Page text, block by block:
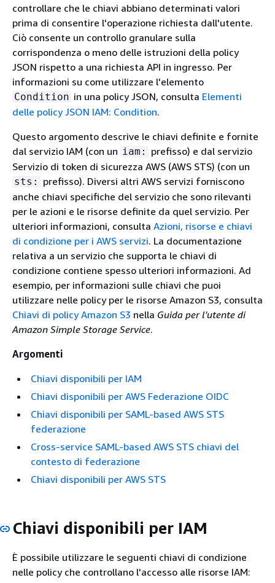
controllare che le chiavi abbiano determinati valori
prima di consentire l'operazione richiesta dall'utente.
Ciò consente un controllo granulare sulla
corrispondenza o meno delle istruzioni della policy
JSON rispetto a una richiesta API in ingresso. Per
informazioni su come utilizzare l'elemento
Condition in una policy JSON, consulta Elementi
delle policy JSON IAM: Condition.
Questo argomento descrive le chiavi definite e fornite
dal servizio IAM (con un iam:
prefisso) e dal servizio
Servizio di token di sicurezza AWS (AWS STS) (con un
sts:
prefisso). Diversi altri AWS servizi forniscono
anche chiavi specifiche del servizio che sono rilevanti
per le azioni e le risorse definite da quel servizio. Per
ulteriori informazioni, consulta Azioni, risorse e chiavi
di condizione per i AWS servizi. La documentazione
relativa a un servizio che supporta le chiavi di
condizione contiene spesso ulteriori informazioni. Ad
esempio, per informazioni sulle chiavi che puoi
utilizzare nelle policy per le risorse Amazon S3, consulta
Chiavi di policy Amazon S3 nella Guida per l'utente di
Amazon Simple Storage Service.
Argomenti
Chiavi disponibili per IAM
Chiavi disponibili per AWS Federazione OIDC
Chiavi disponibili per SAML-based AWS STS
federazione
Cross-service SAML-based AWS STS chiavi del
contesto di federazione
Chiavi disponibili per AWS STS
Chiavi disponibili per IAM
È possibile utilizzare le seguenti chiavi di condizione
nelle policy che controllano l'accesso alle risorse IAM: